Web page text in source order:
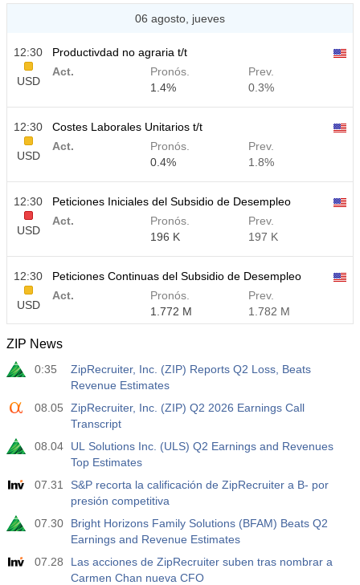
06 agosto, jueves
12:30
USD
Productivdad no agraria t/t
Act.
Pronós.
1.4%
Prev.
0.3%
12:30
USD
Costes Laborales Unitarios t/t
Act.
Pronós.
0.4%
Prev.
1.8%
12:30
USD
Peticiones Iniciales del Subsidio de Desempleo
Act.
Pronós.
196 K
Prev.
197 K
12:30
USD
Peticiones Continuas del Subsidio de Desempleo
Act.
Pronós.
1.772 M
Prev.
1.782 M
ZIP News
0:35
ZipRecruiter, Inc. (ZIP) Reports Q2 Loss, Beats
Revenue Estimates
08.05
ZipRecruiter, Inc. (ZIP) Q2 2026 Earnings Call
Transcript
08.04
UL Solutions Inc. (ULS) Q2 Earnings and Revenues
Top Estimates
07.31
S&P recorta la calificación de ZipRecruiter a B- por
presión competitiva
07.30
Bright Horizons Family Solutions (BFAM) Beats Q2
Earnings and Revenue Estimates
07.28
Las acciones de ZipRecruiter suben tras nombrar a
Carmen Chan nueva CFO